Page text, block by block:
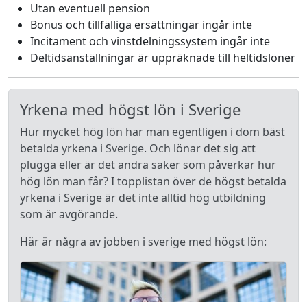
Utan eventuell pension
Bonus och tillfälliga ersättningar ingår inte
Incitament och vinstdelningssystem ingår inte
Deltidsanställningar är uppräknade till heltidslöner
Yrkena med högst lön i Sverige
Hur mycket hög lön har man egentligen i dom bäst
betalda yrkena i Sverige. Och lönar det sig att
plugga eller är det andra saker som påverkar hur
hög lön man får? I topplistan över de högst betalda
yrkena i Sverige är det inte alltid hög utbildning
som är avgörande.
Här är några av jobben i sverige med högst lön: